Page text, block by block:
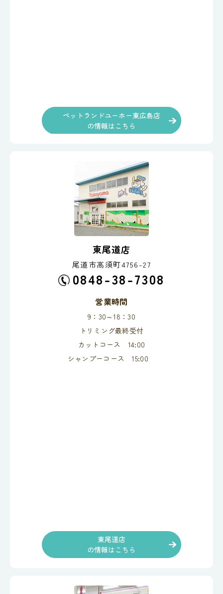
ペットランドユーホー東広島店
の情報はこちら
東尾道店
尾道市高須町4756-27
0848-38-7308
営業時間
9：30～18：30
トリミング最終受付
カットコース 14:00
シャンプーコース 15:00
東尾道店
の情報はこちら